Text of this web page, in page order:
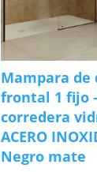
Mampara de
frontal 1 fijo
corredera
ACERO
Negro mate